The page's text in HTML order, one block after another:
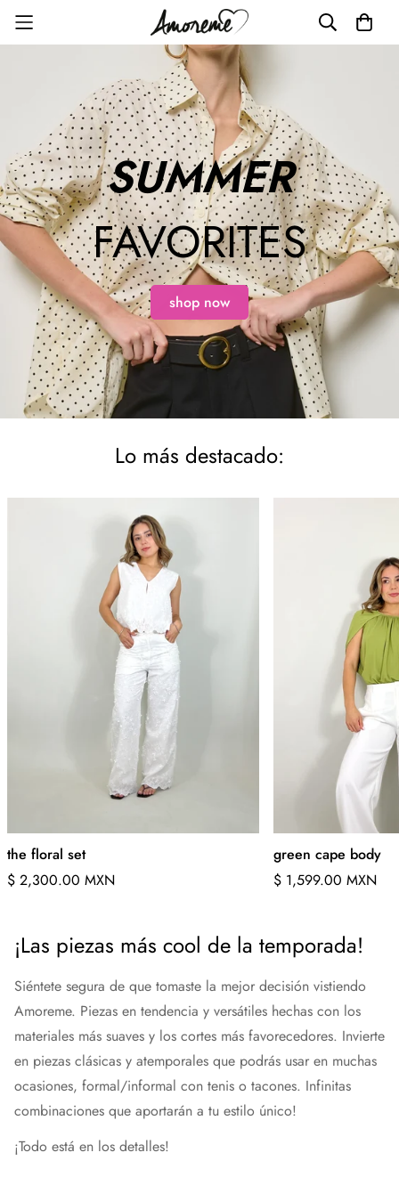
SUMMER
FAVORITES
shop now
Lo más destacado:
the floral set
Precio
$ 2,300.00 MXN
green cape body
Precio
$ 1,599.00 MXN
¡Las piezas más cool de la temporada!
Siéntete segura de que tomaste la mejor decisión vistiendo
Amoreme. Piezas en tendencia y versátiles hechas con los
materiales más suaves y los cortes más favorecedores. Invierte
en piezas clásicas y atemporales que podrás usar en muchas
ocasiones, formal/informal con tenis o tacones. Infinitas
combinaciones que aportarán a tu estilo único!
¡Todo está en los detalles!